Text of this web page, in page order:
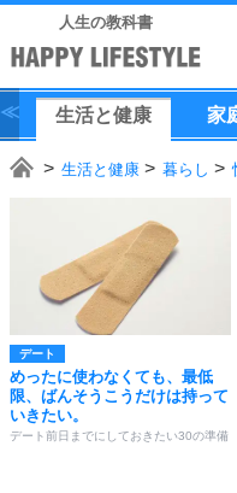
人生の教科書
生活と健康 家
生活と健康 暮らし
デート
めったに使わなくても、最低
限、ばんそうこうだけは持って
いきたい。
デート前日までにしておきたい30の準備